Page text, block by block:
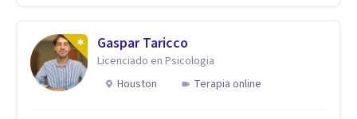
Adolescentes y AdultosGaspar Taricco
Licenciado en Psicologia
Houston
Terapia online